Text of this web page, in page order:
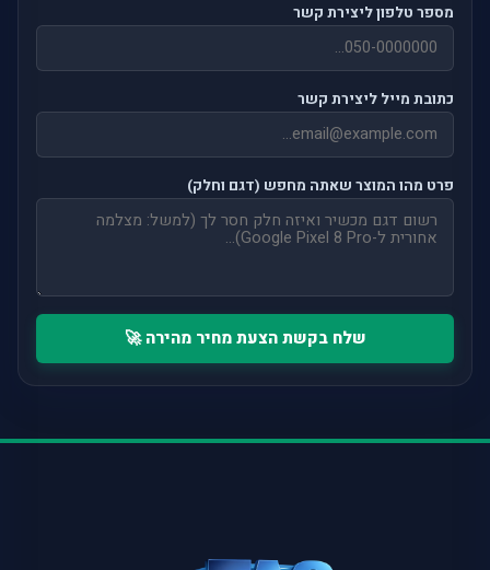
מספר טלפון ליצירת קשר
כתובת מייל ליצירת קשר
פרט מהו המוצר שאתה מחפש (דגם וחלק)
שלח בקשת הצעת מחיר מהירה 🚀